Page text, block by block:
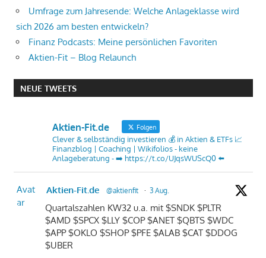
Umfrage zum Jahresende: Welche Anlageklasse wird
sich 2026 am besten entwickeln?
Finanz Podcasts: Meine persönlichen Favoriten
Aktien-Fit – Blog Relaunch
NEUE TWEETS
Aktien-Fit.de Folgen
Clever & selbständig investieren 💰 in Aktien & ETFs 📈
Finanzblog | Coaching | Wikifolios - keine
Anlageberatung - ➡️ https://t.co/UJqsWUScQ0 ⬅️
Avat
ar
Aktien-Fit.de @aktienfit · 3 Aug.
Quartalszahlen KW32 u.a. mit $SNDK $PLTR
$AMD $SPCX $LLY $COP $ANET $QBTS $WDC
$APP $OKLO $SHOP $PFE $ALAB $CAT $DDOG
$UBER